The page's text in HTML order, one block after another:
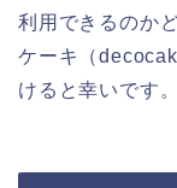
利用できるのか
ケーキ（
けると幸いです。